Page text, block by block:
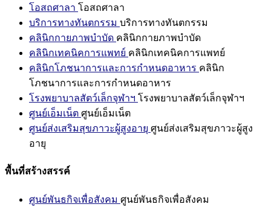
โอสถศาลา โอสถศาลา
บริการทางทันตกรรม บริการทางทันตกรรม
คลินิกกายภาพบำบัด คลินิกกายภาพบำบัด
คลินิกเทคนิคการแพทย์ คลินิกเทคนิคการแพทย์
คลินิกโภชนาการและการกำหนดอาหาร คลินิก
โภชนาการและการกำหนดอาหาร
โรงพยาบาลสัตว์เล็กจุฬาฯ โรงพยาบาลสัตว์เล็กจุฬาฯ
ศูนย์เอ็มเน็ต ศูนย์เอ็มเน็ต
ศูนย์ส่งเสริมสุขภาวะผู้สูงอายุ ศูนย์ส่งเสริมสุขภาวะผู้สูง
อายุ
พื้นที่สร้างสรรค์
ศูนย์พันธกิจเพื่อสังคม ศูนย์พันธกิจเพื่อสังคม